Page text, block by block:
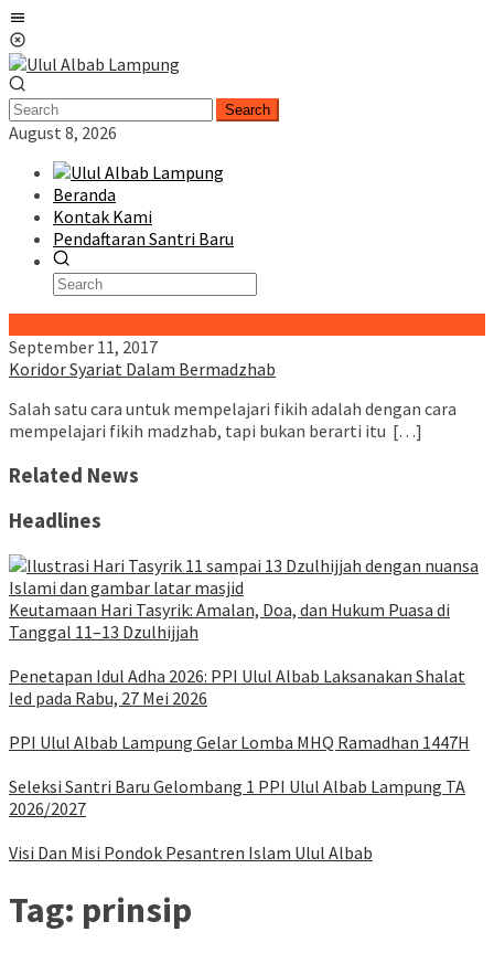
Skip
to
content
Search
August 8, 2026
Beranda
Kontak Kami
Pendaftaran Santri Baru
September 11, 2017
Koridor Syariat Dalam Bermadzhab
Salah satu cara untuk mempelajari fikih adalah dengan cara
mempelajari fikih madzhab, tapi bukan berarti itu […]
Related News
Headlines
Keutamaan Hari Tasyrik: Amalan, Doa, dan Hukum Puasa di
Tanggal 11–13 Dzulhijjah
Penetapan Idul Adha 2026: PPI Ulul Albab Laksanakan Shalat
Ied pada Rabu, 27 Mei 2026
PPI Ulul Albab Lampung Gelar Lomba MHQ Ramadhan 1447H
Seleksi Santri Baru Gelombang 1 PPI Ulul Albab Lampung TA
2026/2027
Visi Dan Misi Pondok Pesantren Islam Ulul Albab
Tag: prinsip